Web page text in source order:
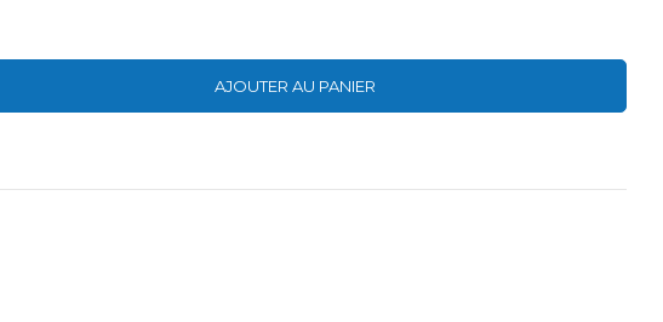
AJOUTER AU PANIER